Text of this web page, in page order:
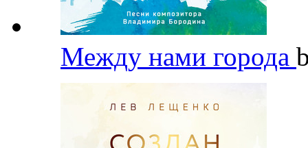
Между нами города